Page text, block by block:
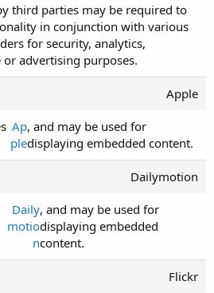
third parties may be required to
in conjunction with various
for security, analytics,
advertising purposes.
Apple
Ap
ple
, and may be used for
displaying embedded content.
Dailymotion
Daily
motio
n
, and may be used for
displaying embedded
content.
Flickr